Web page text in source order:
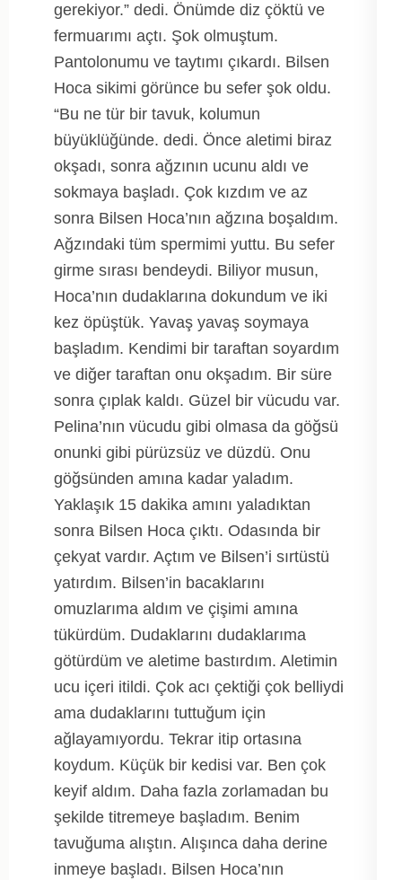
gerekiyor.” dedi. Önümde diz çöktü ve
fermuarımı açtı. Şok olmuştum.
Pantolonumu ve taytımı çıkardı. Bilsen
Hoca sikimi görünce bu sefer şok oldu.
“Bu ne tür bir tavuk, kolumun
büyüklüğünde. dedi. Önce aletimi biraz
okşadı, sonra ağzının ucunu aldı ve
sokmaya başladı. Çok kızdım ve az
sonra Bilsen Hoca’nın ağzına boşaldım.
Ağzındaki tüm spermimi yuttu. Bu sefer
girme sırası bendeydi. Biliyor musun,
Hoca’nın dudaklarına dokundum ve iki
kez öpüştük. Yavaş yavaş soymaya
başladım. Kendimi bir taraftan soyardım
ve diğer taraftan onu okşadım. Bir süre
sonra çıplak kaldı. Güzel bir vücudu var.
Pelina’nın vücudu gibi olmasa da göğsü
onunki gibi pürüzsüz ve düzdü. Onu
göğsünden amına kadar yaladım.
Yaklaşık 15 dakika amını yaladıktan
sonra Bilsen Hoca çıktı. Odasında bir
çekyat vardır. Açtım ve Bilsen’i sırtüstü
yatırdım. Bilsen’in bacaklarını
omuzlarıma aldım ve çişimi amına
tükürdüm. Dudaklarını dudaklarıma
götürdüm ve aletime bastırdım. Aletimin
ucu içeri itildi. Çok acı çektiği çok belliydi
ama dudaklarını tuttuğum için
ağlayamıyordu. Tekrar itip ortasına
koydum. Küçük bir kedisi var. Ben çok
keyif aldım. Daha fazla zorlamadan bu
şekilde titremeye başladım. Benim
tavuğuma alıştın. Alışınca daha derine
inmeye başladı. Bilsen Hoca’nın